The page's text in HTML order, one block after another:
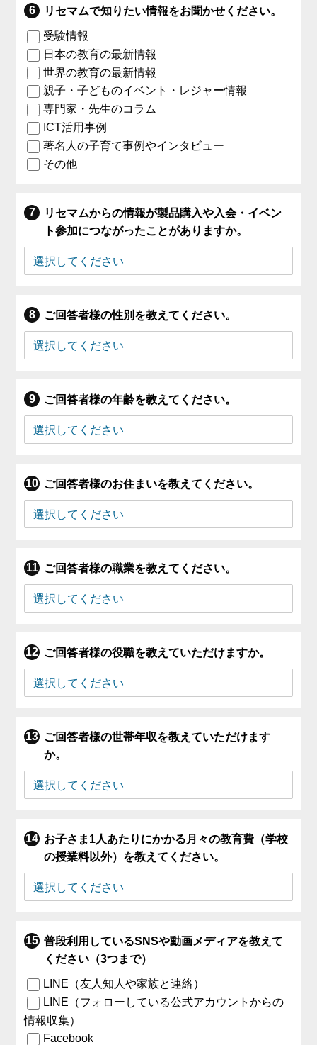
リセマムで知りたい情報をお聞かせください。
受験情報
日本の教育の最新情報
世界の教育の最新情報
親子・子どものイベント・レジャー情報
専門家・先生のコラム
ICT活用事例
著名人の子育て事例やインタビュー
その他
リセマムからの情報が製品購入や入会・イベン
ト参加につながったことがありますか。
ご回答者様の性別を教えてください。
ご回答者様の年齢を教えてください。
ご回答者様のお住まいを教えてください。
ご回答者様の職業を教えてください。
ご回答者様の役職を教えていただけますか。
ご回答者様の世帯年収を教えていただけます
か。
お子さま1人あたりにかかる月々の教育費（学校
の授業料以外）を教えてください。
普段利用しているSNSや動画メディアを教えて
ください（3つまで）
LINE（友人知人や家族と連絡）
LINE（フォローしている公式アカウントからの
情報収集）
Facebook